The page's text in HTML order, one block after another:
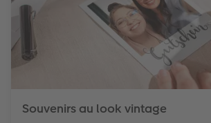
Souvenirs au look vintage